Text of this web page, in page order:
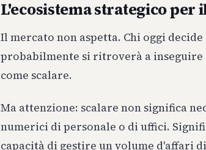
L'ecosistema strategico per
Il mercato non aspetta. Chi oggi
probabilmente si ritroverà a
come scalare.
Ma attenzione: scalare non significa
numerici di personale o di uffici.
capacità di gestire un volume d'affari